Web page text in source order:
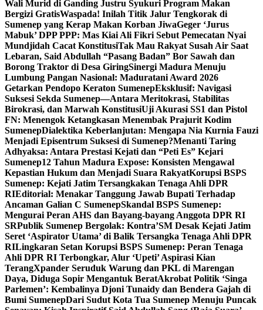
Wali Murid di Ganding Justru Syukuri Program Makan
Bergizi GratisWaspada! Inilah Titik Jalur Tengkorak di
Sumenep yang Kerap Makan Korban JiwaGeger ‘Jurus
Mabuk’ DPP PPP: Mas Kiai Ali Fikri Sebut Pemecatan Nyai
Mundjidah Cacat KonstitusiTak Mau Rakyat Susah Air Saat
Lebaran, Said Abdullah “Pasang Badan” Bor Sawah dan
Borong Traktor di Desa GiringSinergi Madura Menuju
Lumbung Pangan Nasional: Maduratani Award 2026
Getarkan Pendopo Keraton SumenepEksklusif: Navigasi
Suksesi Sekda Sumenep—Antara Meritokrasi, Stabilitas
Birokrasi, dan Marwah KonstitusiUji Akurasi SS1 dan Pistol
FN: Menengok Ketangkasan Menembak Prajurit Kodim
SumenepDialektika Keberlanjutan: Mengapa Nia Kurnia Fauzi
Menjadi Episentrum Suksesi di Sumenep?Menanti Taring
Adhyaksa: Antara Prestasi Kejati dan “Peti Es” Kejari
Sumenep12 Tahun Madura Expose: Konsisten Mengawal
Kepastian Hukum dan Menjadi Suara RakyatKorupsi BSPS
Sumenep: Kejati Jatim Tersangkakan Tenaga Ahli DPR
RIEditorial: Menakar Tanggung Jawab Bupati Terhadap
Ancaman Galian C SumenepSkandal BSPS Sumenep:
Mengurai Peran AHS dan Bayang-bayang Anggota DPR RI
SRPublik Sumenep Bergolak: Kontra’SM Desak Kejati Jatim
Seret ‘Aspirator Utama’ di Balik Tersangka Tenaga Ahli DPR
RILingkaran Setan Korupsi BSPS Sumenep: Peran Tenaga
Ahli DPR RI Terbongkar, Alur ‘Upeti’ Aspirasi Kian
TerangXpander Seruduk Warung dan PKL di Marengan
Daya, Diduga Sopir Mengantuk BeratAkrobat Politik ‘Singa
Parlemen’: Kembalinya Djoni Tunaidy dan Bendera Gajah di
Bumi SumenepDari Sudut Kota Tua Sumenep Menuju Puncak